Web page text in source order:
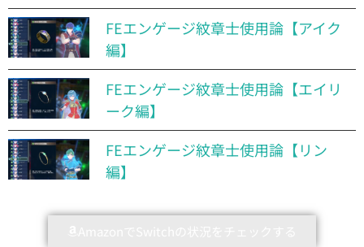
FEエンゲージ紋章士使用論【アイク
編】
FEエンゲージ紋章士使用論【エイリ
ーク編】
FEエンゲージ紋章士使用論【リン
編】